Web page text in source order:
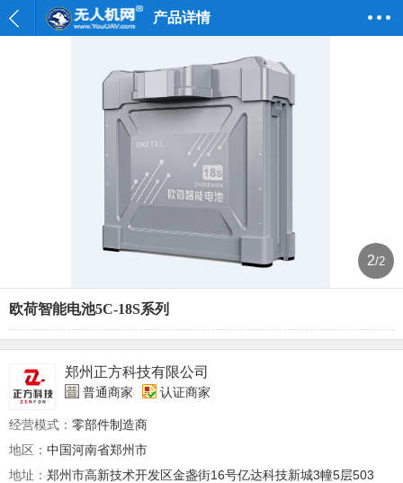
产品详情
2/2
欧荷智能电池5C-18S系列
郑州正方科技有限公司
普通商家 认证商家
经营模式： 零部件制造商
地区： 中国河南省郑州市
地址： 郑州市高新技术开发区金盏街16号亿达科技新城3幢5层503